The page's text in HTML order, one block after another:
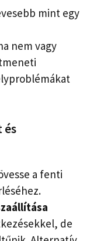
mint egy
nem vagy
és
a fenti
de